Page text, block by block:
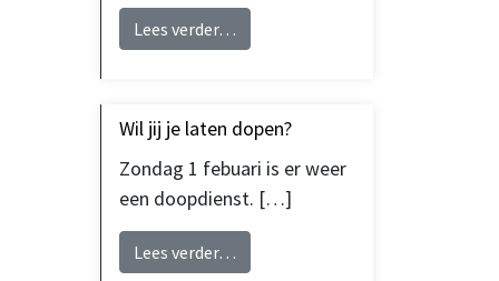
Lees verder…
Wil jij je laten dopen?
Zondag 1 febuari is er weer
een doopdienst. […]
Lees verder…